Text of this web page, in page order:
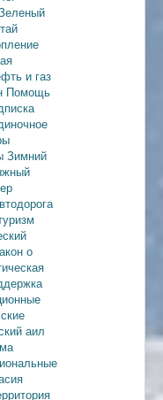
и газ
Помощь
Зимний
о
аил